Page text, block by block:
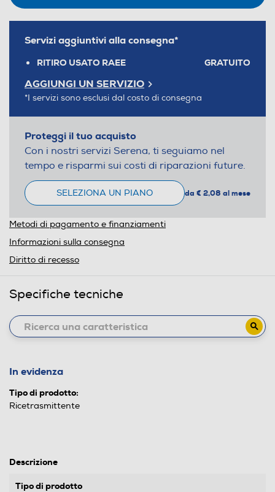
Servizi aggiuntivi alla consegna*
RITIRO USATO RAEE GRATUITO
AGGIUNGI UN SERVIZIO
*I servizi sono esclusi dal costo di consegna
Proteggi il tuo acquisto
Con i nostri servizi Serena, ti seguiamo nel
tempo e risparmi sui costi di riparazioni future.
SELEZIONA UN PIANO da € 2,08 al mese
Metodi di pagamento e finanziamenti
Informazioni sulla consegna
Diritto di recesso
Specifiche tecniche
In evidenza
Tipo di prodotto:
Ricetrasmittente
Descrizione
Tipo di prodotto